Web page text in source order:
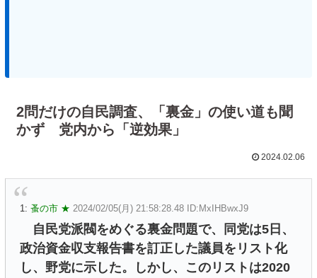
2問だけの自民調査、「裏金」の使い道も聞
かず 党内から「逆効果」
2024.02.06
1: 蚤の市 ★ 2024/02/05(月) 21:58:28.48 ID:MxIHBwxJ9
自民党派閥をめぐる裏金問題で、同党は5日、
政治資金収支報告書を訂正した議員をリスト化
し、野党に示した。しかし、このリストは2020